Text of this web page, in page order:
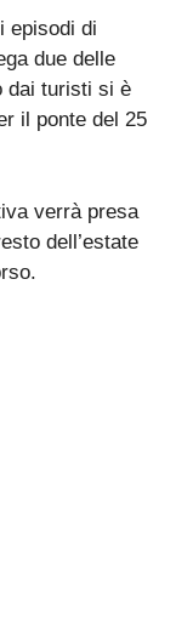
episodi di
due delle
dai turisti si è
il ponte del 25
verrà presa
dell’estate